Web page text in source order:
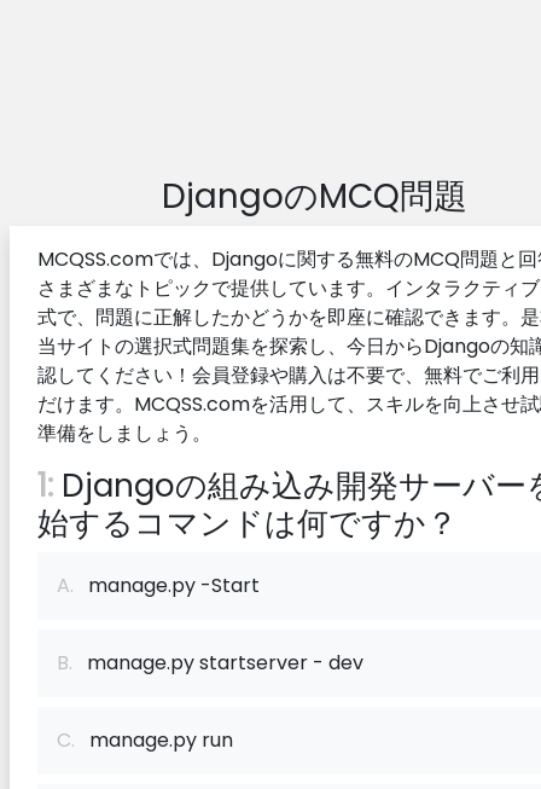
DjangoのMCQ問題
MCQSS.comでは、Djangoに関する無料のMCQ問題と
さまざまなトピックで提供しています。インタラクティ
式で、問題に正解したかどうかを即座に確認できます。
当サイトの選択式問題集を探索し、今日からDjangoの知
認してください！会員登録や購入は不要で、無料でご利
だけます。MCQSS.comを活用して、スキルを向上させ
準備をしましょう。
1: Djangoの組み込み開発サーバー
始するコマンドは何ですか？
A. manage.py -Start
B. manage.py startserver - dev
C. manage.py run